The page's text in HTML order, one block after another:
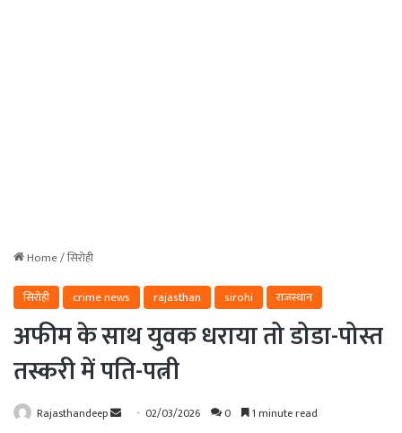
Home/सिरोही
सिरोही
crime news rajasthan sirohi राजस्थान
अफीम के साथ युवक धराया तो डोडा-पोस्त
तस्करी में पति-पत्नी
Rajasthandeep
Send 02/03/2026 0 1 minute read